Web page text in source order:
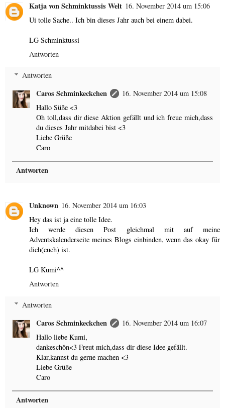
Katja von Schminktussis Welt 16. November 2014 um 15:06
Ui tolle Sache.. Ich bin dieses Jahr auch bei einem dabei.
LG Schminktussi
Antworten
Antworten
Caros Schminkeckchen
16. November 2014 um 15:08
Hallo Süße <3
Oh toll,dass dir diese Aktion gefällt und ich freue mich,dass
du dieses Jahr mitdabei bist <3
Liebe Grüße
Caro
Antworten
Unknown 16. November 2014 um 16:03
Hey das ist ja eine tolle Idee.
Ich werde diesen Post gleichmal mit auf meine
Adventskalenderseite meines Blogs einbinden, wenn das okay für
dich(euch) ist.
LG Kumi^^
Antworten
Antworten
Caros Schminkeckchen
16. November 2014 um 16:07
Hallo liebe Kumi,
dankeschön<3 Freut mich,dass dir diese Idee gefällt.
Klar,kannst du gerne machen <3
Liebe Grüße
Caro
Antworten